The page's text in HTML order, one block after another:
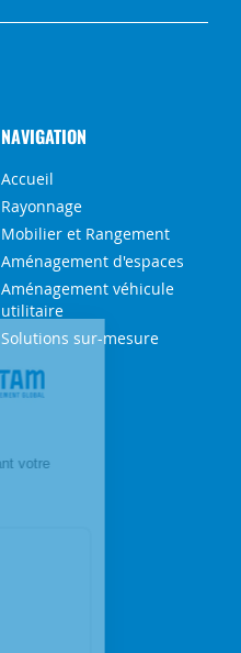
NAVIGATION
Accueil
Rayonnage
Mobilier et Rangement
Aménagement d'espaces
Aménagement véhicule
utilitaire
Solutions sur-mesure